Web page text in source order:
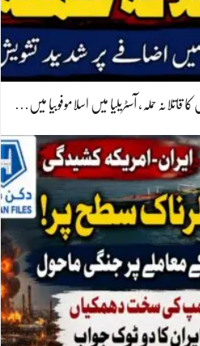
حملہ، آسٹریلیا میں اسلاموفوبیا میں…